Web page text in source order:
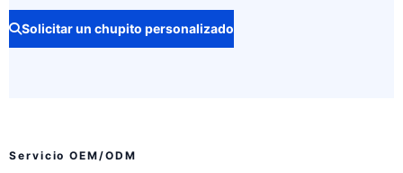
Solicitar un chupito personalizado
Servicio OEM/ODM